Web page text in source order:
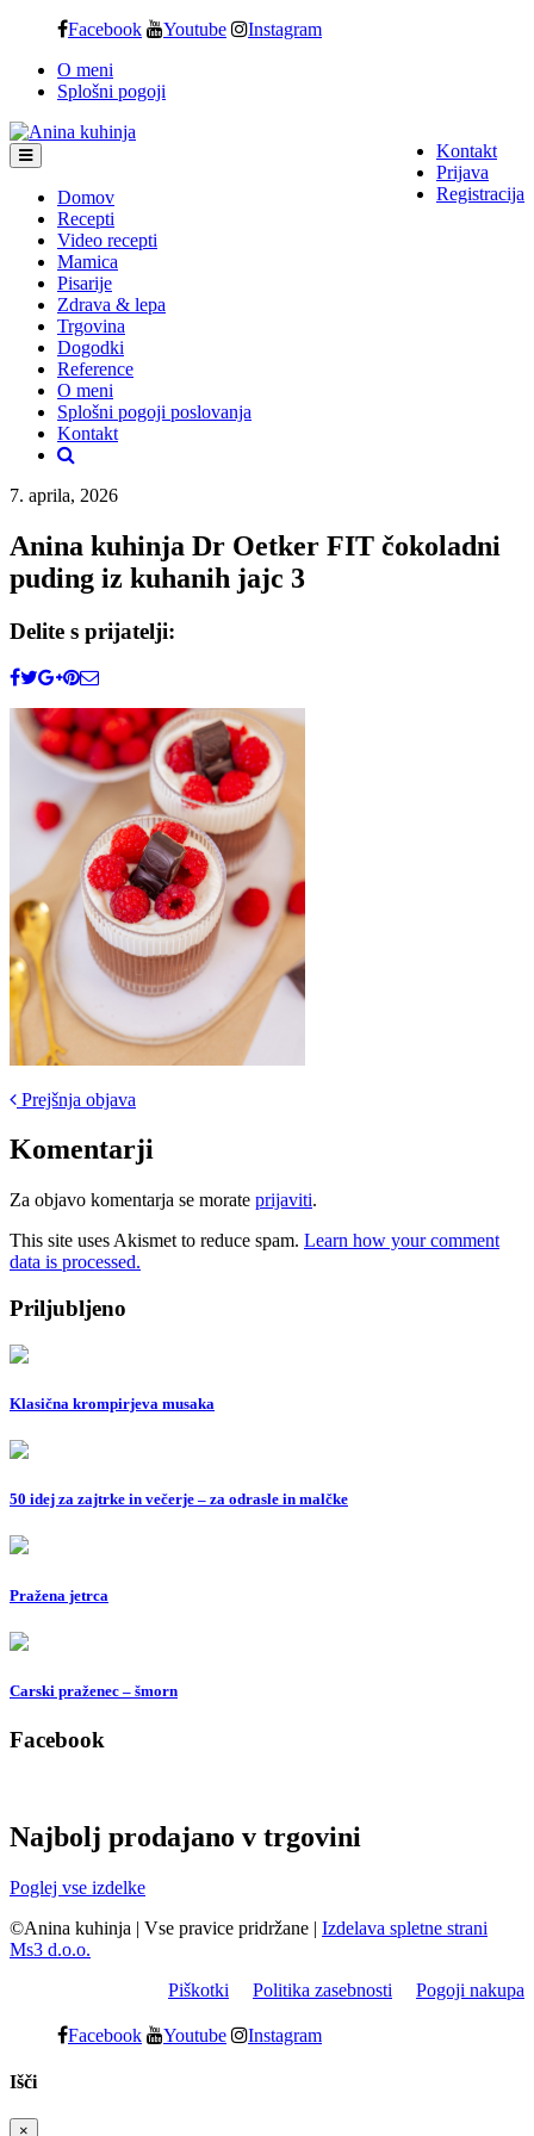
content
Facebook Youtube Instagram
O meni
Splošni pogoji
Kontakt
Prijava
Registracija
Domov
Recepti
Video recepti
Mamica
Pisarije
Zdrava & lepa
Trgovina
Dogodki
Reference
O meni
Splošni pogoji poslovanja
Kontakt
7. aprila, 2026
Anina kuhinja Dr Oetker FIT čokoladni
puding iz kuhanih jajc 3
Delite s prijatelji:
Post
navigation
Prejšnja objava
Komentarji
Za objavo komentarja se morate prijaviti.
This site uses Akismet to reduce spam. Learn how your comment
data is processed.
Priljubljeno
Klasična krompirjeva musaka
50 idej za zajtrke in večerje – za odrasle in malčke
Pražena jetrca
Carski praženec – šmorn
Facebook
Najbolj prodajano v trgovini
Poglej vse izdelke
©Anina kuhinja | Vse pravice pridržane | Izdelava spletne strani
Ms3 d.o.o.
Piškotki
Politika zasebnosti Pogoji nakupa
Facebook Youtube Instagram
Išči
×